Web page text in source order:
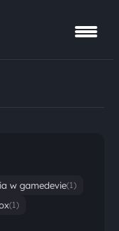
w gamedevie(1)
(1)